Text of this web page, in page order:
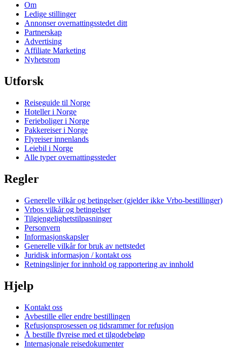
Om
Ledige stillinger
Annonser overnattingsstedet ditt
Partnerskap
Advertising
Affiliate Marketing
Nyhetsrom
Utforsk
Reiseguide til Norge
Hoteller i Norge
Ferieboliger i Norge
Pakkereiser i Norge
Flyreiser innenlands
Leiebil i Norge
Alle typer overnattingssteder
Regler
Generelle vilkår og betingelser (gjelder ikke Vrbo-bestillinger)
Vrbos vilkår og betingelser
Tilgjengelighetstilpasninger
Personvern
Informasjonskapsler
Generelle vilkår for bruk av nettstedet
Juridisk informasjon / kontakt oss
Retningslinjer for innhold og rapportering av innhold
Hjelp
Kontakt oss
Avbestille eller endre bestillingen
Refusjonsprosessen og tidsrammer for refusjon
Å bestille flyreise med et tilgodebeløp
Internasjonale reisedokumenter